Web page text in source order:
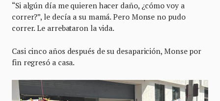
“Si algún día me quieren hacer daño, ¿cómo voy a
correr?”, le decía a su mamá. Pero Monse no pudo
correr. Le arrebataron la vida.
Casi cinco años después de su desaparición, Monse por
fin regresó a casa.